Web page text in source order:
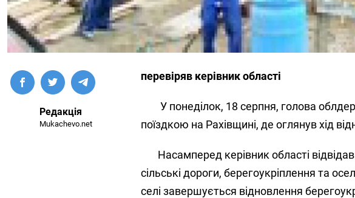
Редакція
Mukachevo.net
перевіряв керівник області
У понеділок, 18 серпня, голова
поїздкою на Рахівщині, де оглянув хід
Насамперед керівник області
сільські дороги, берегоукріплення та
селі завершується відновлення